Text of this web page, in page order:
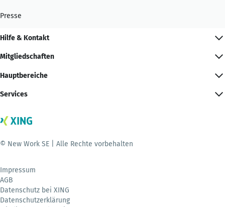
Presse
Hilfe & Kontakt
Mitgliedschaften
Hauptbereiche
Services
© New Work SE | Alle Rechte vorbehalten
Impressum
AGB
Datenschutz bei XING
Datenschutzerklärung